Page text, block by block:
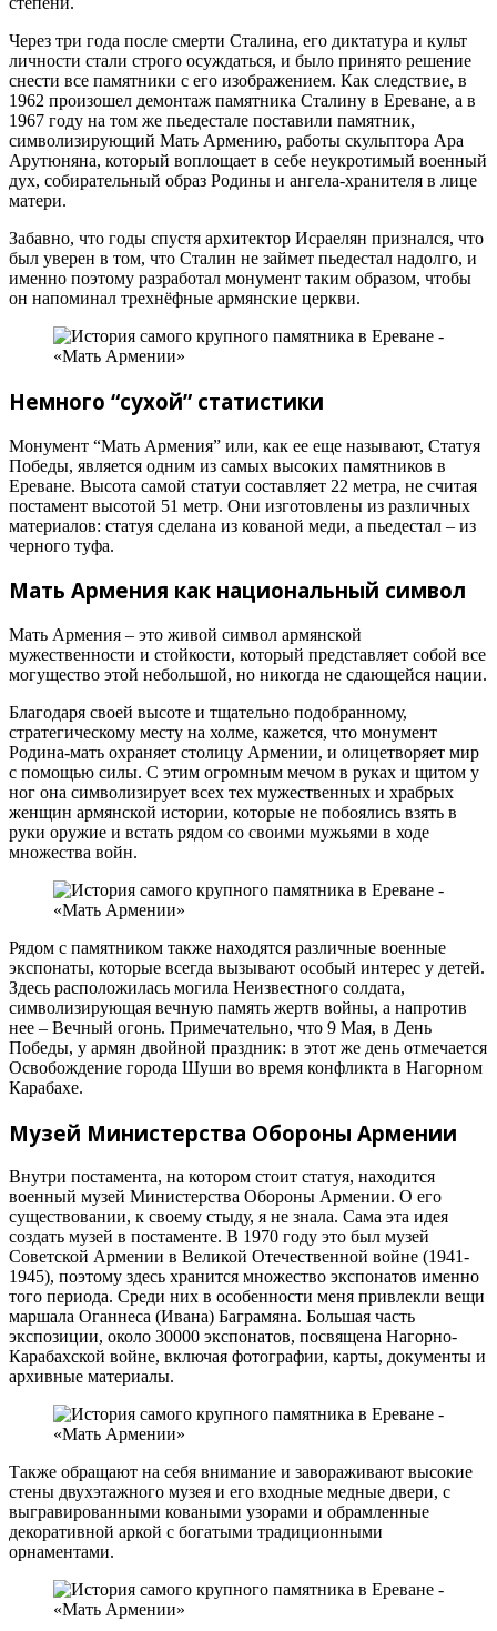
Через три года после смерти Сталина, его диктатура и культ
личности стали строго осуждаться, и было принято решение
снести все памятники с его изображением. Как следствие, в
1962 произошел демонтаж памятника Сталину в Ереване, а в
1967 году на том же пьедестале поставили памятник,
символизирующий Мать Армению, работы скульптора Ара
Арутюняна, который воплощает в себе неукротимый военный
дух, собирательный образ Родины и ангела-хранителя в лице
матери.
Забавно, что годы спустя архитектор Исраелян признался, что
был уверен в том, что Сталин не займет пьедестал надолго, и
именно поэтому разработал монумент таким образом, чтобы
он напоминал трехнёфные армянские церкви.
Немного “сухой” статистики
Монумент “Мать Армения” или, как ее еще называют, Статуя
Победы, является одним из самых высоких памятников в
Ереване. Высота самой статуи составляет 22 метра, не считая
постамент высотой 51 метр. Они изготовлены из различных
материалов: статуя сделана из кованой меди, а пьедестал – из
черного туфа.
Мать Армения как национальный символ
Мать Армения – это живой символ армянской
мужественности и стойкости, который представляет собой все
могущество этой небольшой, но никогда не сдающейся нации.
Благодаря своей высоте и тщательно подобранному,
стратегическому месту на холме, кажется, что монумент
Родина-мать охраняет столицу Армении, и олицетворяет мир
с помощью силы. С этим огромным мечом в руках и щитом у
ног она символизирует всех тех мужественных и храбрых
женщин армянской истории, которые не побоялись взять в
руки оружие и встать рядом со своими мужьями в ходе
множества войн.
Рядом с памятником также находятся различные военные
экспонаты, которые всегда вызывают особый интерес у детей.
Здесь расположилась могила Неизвестного солдата,
символизирующая вечную память жертв войны, а напротив
нее – Вечный огонь. Примечательно, что 9 Мая, в День
Победы, у армян двойной праздник: в этот же день отмечается
Освобождение города Шуши во время конфликта в Нагорном
Карабахе.
Музей Министерства Обороны Армении
Внутри постамента, на котором стоит статуя, находится
военный музей Министерства Обороны Армении. О его
существовании, к своему стыду, я не знала. Сама эта идея
создать музей в постаменте. В 1970 году это был музей
Советской Армении в Великой Отечественной войне (1941-
1945), поэтому здесь хранится множество экспонатов именно
того периода. Среди них в особенности меня привлекли вещи
маршала Оганнеса (Ивана) Баграмяна. Большая часть
экспозиции, около 30000 экспонатов, посвящена Нагорно-
Карабахской войне, включая фотографии, карты, документы и
архивные материалы.
Также обращают на себя внимание и завораживают высокие
стены двухэтажного музея и его входные медные двери, с
выгравированными коваными узорами и обрамленные
декоративной аркой с богатыми традиционными
орнаментами.